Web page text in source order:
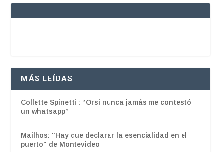
MÁS LEÍDAS
Collette Spinetti : “Orsi nunca jamás me contestó
un whatsapp”
Mailhos: "Hay que declarar la esencialidad en el
puerto" de Montevideo